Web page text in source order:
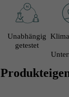
Unabhängig
getestet